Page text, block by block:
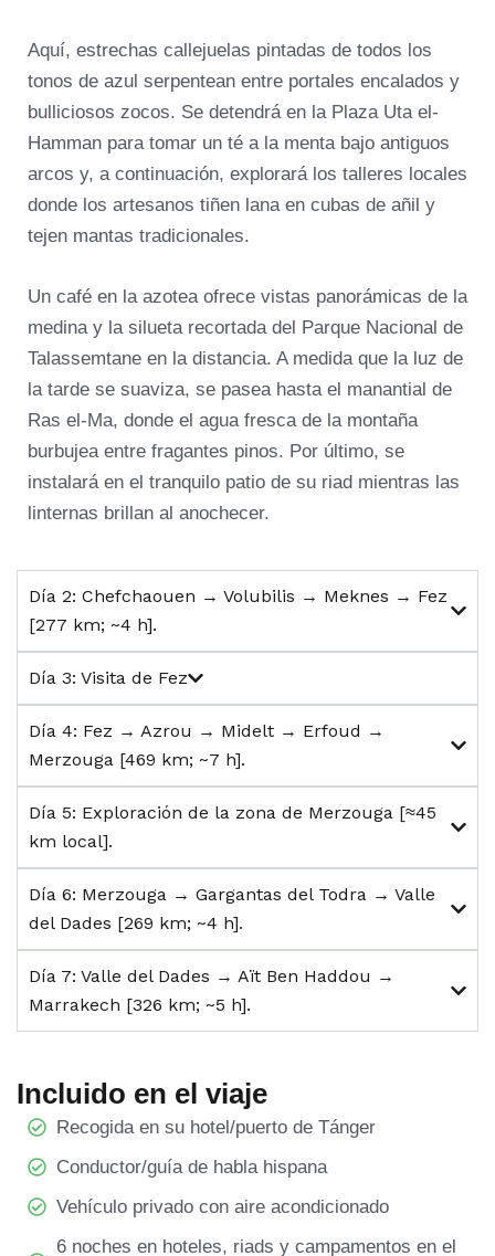
Aquí, estrechas callejuelas pintadas de todos los
tonos de azul serpentean entre portales encalados y
bulliciosos zocos. Se detendrá en la Plaza Uta el-
Hamman para tomar un té a la menta bajo antiguos
arcos y, a continuación, explorará los talleres locales
donde los artesanos tiñen lana en cubas de añil y
tejen mantas tradicionales.
Un café en la azotea ofrece vistas panorámicas de la
medina y la silueta recortada del Parque Nacional de
Talassemtane en la distancia. A medida que la luz de
la tarde se suaviza, se pasea hasta el manantial de
Ras el-Ma, donde el agua fresca de la montaña
burbujea entre fragantes pinos. Por último, se
instalará en el tranquilo patio de su riad mientras las
linternas brillan al anochecer.
Día 2: Chefchaouen → Volubilis → Meknes → Fez
[277 km; ~4 h].
Día 3: Visita de Fez
Día 4: Fez → Azrou → Midelt → Erfoud →
Merzouga [469 km; ~7 h].
Día 5: Exploración de la zona de Merzouga [≈45
km local].
Día 6: Merzouga → Gargantas del Todra → Valle
del Dades [269 km; ~4 h].
Día 7: Valle del Dades → Aït Ben Haddou →
Marrakech [326 km; ~5 h].
Incluido en el viaje
Recogida en su hotel/puerto de Tánger
Conductor/guía de habla hispana
Vehículo privado con aire acondicionado
6 noches en hoteles, riads y campamentos en el